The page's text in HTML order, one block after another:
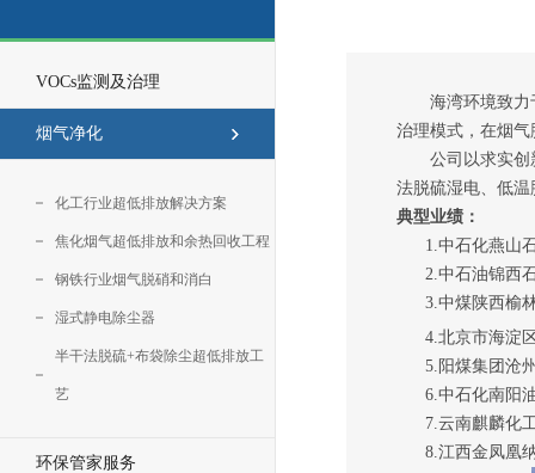
VOCs监测及治理
烟气净化
化工行业超低排放解决方案
焦化烟气超低排放和余热回收工程
钢铁行业烟气脱硝和消白
湿式静电除尘器
半干法脱硫+布袋除尘超低排放工
艺
环保管家服务
海湾环境致力于
治理模式，在烟
公司以求实创新
法脱硫湿电、低
典型业绩：
1.中石化燕山石
2.中石油锦西石
3.中煤陕西榆林
4.北京市海淀区
5.阳煤集团沧州
6.中石化南阳油
7.云南麒麟化工
8.江西金凤凰纳